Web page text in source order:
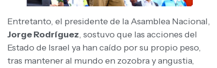
Entretanto, el presidente de la Asamblea Nacional,
Jorge Rodríguez, sostuvo que las acciones del
Estado de Israel ya han caído por su propio peso,
tras mantener al mundo en zozobra y angustia,